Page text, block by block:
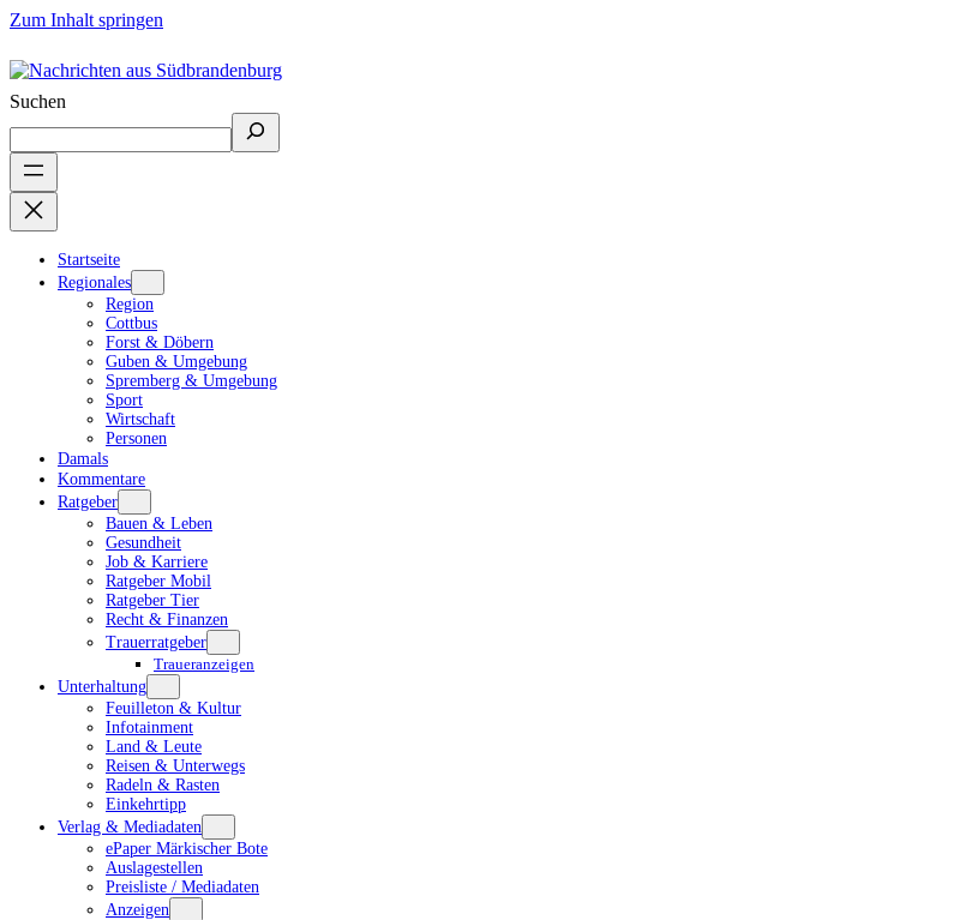
Zum Inhalt springen
Suchen
Startseite
Regionales
Region
Cottbus
Forst & Döbern
Guben & Umgebung
Spremberg & Umgebung
Sport
Wirtschaft
Personen
Damals
Kommentare
Ratgeber
Bauen & Leben
Gesundheit
Job & Karriere
Ratgeber Mobil
Ratgeber Tier
Recht & Finanzen
Trauerratgeber
Traueranzeigen
Unterhaltung
Feuilleton & Kultur
Infotainment
Land & Leute
Reisen & Unterwegs
Radeln & Rasten
Einkehrtipp
Verlag & Mediadaten
ePaper Märkischer Bote
Auslagestellen
Preisliste / Mediadaten
Anzeigen